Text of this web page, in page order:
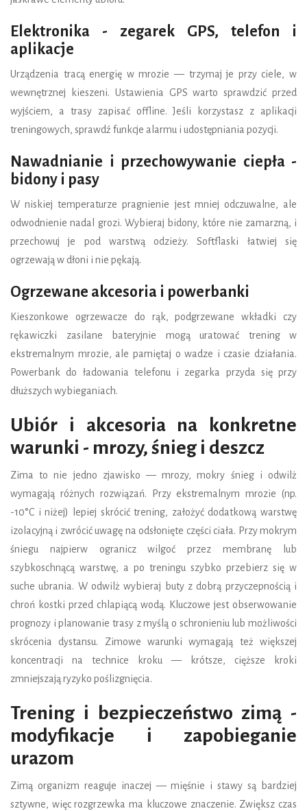
Elektronika - zegarek GPS, telefon i
aplikacje
Urządzenia tracą energię w mrozie — trzymaj je przy ciele, w
wewnętrznej kieszeni. Ustawienia GPS warto sprawdzić przed
wyjściem, a trasy zapisać offline. Jeśli korzystasz z aplikacji
treningowych, sprawdź funkcje alarmu i udostępniania pozycji.
Nawadnianie i przechowywanie ciepła -
bidony i pasy
W niskiej temperaturze pragnienie jest mniej odczuwalne, ale
odwodnienie nadal grozi. Wybieraj bidony, które nie zamarzną, i
przechowuj je pod warstwą odzieży. Softflaski łatwiej się
ogrzewają w dłoni i nie pękają.
Ogrzewane akcesoria i powerbanki
Kieszonkowe ogrzewacze do rąk, podgrzewane wkładki czy
rękawiczki zasilane bateryjnie mogą uratować trening w
ekstremalnym mrozie, ale pamiętaj o wadze i czasie działania.
Powerbank do ładowania telefonu i zegarka przyda się przy
dłuższych wybieganiach.
Ubiór i akcesoria na konkretne
warunki - mrozy, śnieg i deszcz
Zima to nie jedno zjawisko — mrozy, mokry śnieg i odwilż
wymagają różnych rozwiązań. Przy ekstremalnym mrozie (np.
-10°C i niżej) lepiej skrócić trening, założyć dodatkową warstwę
izolacyjną i zwrócić uwagę na odsłonięte części ciała. Przy mokrym
śniegu najpierw ogranicz wilgoć przez membranę lub
szybkoschnącą warstwę, a po treningu szybko przebierz się w
suche ubrania. W odwilż wybieraj buty z dobrą przyczepnością i
chroń kostki przed chlapiącą wodą. Kluczowe jest obserwowanie
prognozy i planowanie trasy z myślą o schronieniu lub możliwości
skrócenia dystansu. Zimowe warunki wymagają też większej
koncentracji na technice kroku — krótsze, cięższe kroki
zmniejszają ryzyko poślizgnięcia.
Trening i bezpieczeństwo zimą -
modyfikacje i zapobieganie
urazom
Zimą organizm reaguje inaczej — mięśnie i stawy są bardziej
sztywne, więc rozgrzewka ma kluczowe znaczenie. Zwiększ czas